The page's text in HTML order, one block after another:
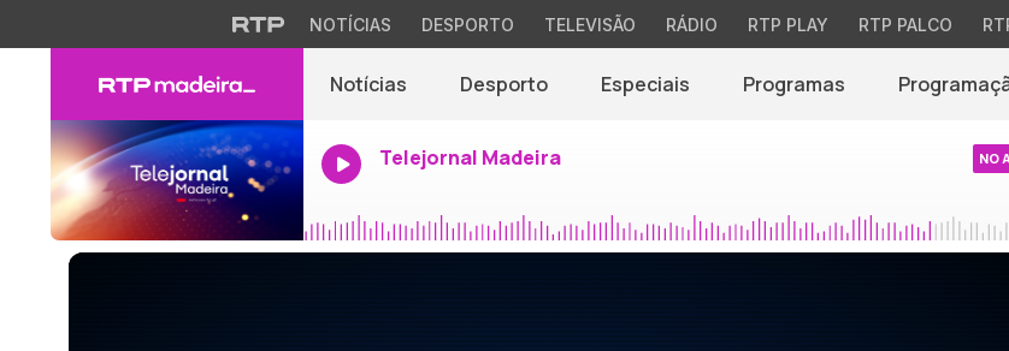
NOTÍCIAS DESPORTO TELEVISÃO RÁDIO RTP PLAY RTP PALCO
Notícias Desporto Especiais Programas
Telejornal Madeira NO